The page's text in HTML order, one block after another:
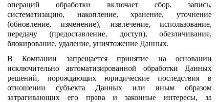
операций обработки включает сбор, запись,
систематизацию, накопление, хранение, уточнение
(обновление, изменение), извлечение, использование,
передачу (предоставление, доступ), обезличивание,
блокирование, удаление, уничтожение Данных.
В Компании запрещается принятие на основании
исключительно автоматизированной обработки Данных
решений, порождающих юридические последствия в
отношении субъекта Данных или иным образом
затрагивающих его права и законные интересы, за